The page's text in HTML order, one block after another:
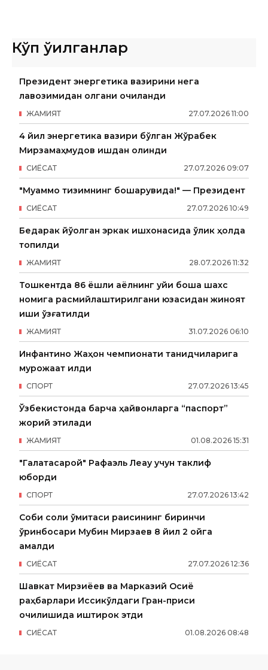
Кўп ўқилганлар
Президент энергетика вазирини нега
лавозимидан олгани очиқланди
27.07.2026 11:00
ЖАМИЯТ
4 йил энергетика вазири бўлган Жўрабек
Мирзамаҳмудов ишдан олинди
27.07.2026 09:07
СИËСАТ
"Муаммо тизимнинг бошқарувида!" — Президент
27.07.2026 10:49
СИËСАТ
Бедарак йўқолган эркак ишхонасида ўлик ҳолда
топилди
28.07.2026 11:32
ЖАМИЯТ
Тошкентда 86 ёшли аёлнинг уйи бошқа шахс
номига расмийлаштирилгани юзасидан жиноят
иши қўзғатилди
31.07.2026 06:10
ЖАМИЯТ
Инфантино Жаҳон чемпионати танқидчиларига
мурожаат қилди
27.07.2026 13:45
СПОРТ
Ўзбекистонда барча ҳайвонларга “паспорт”
жорий этилади
01.08.2026 15:31
ЖАМИЯТ
"Галатасарой" Рафаэль Леау учун таклиф
юборди
27.07.2026 13:42
СПОРТ
Собиқ солиқ қўмитаси раисининг биринчи
ўринбосари Мубин Мирзаев 8 йил 2 ойга
қамалди
27.07.2026 12:36
СИËСАТ
Шавкат Мирзиёев ва Марказий Осиё
раҳбарлари Иссиқкўлдаги Гран-приси
очилишида иштирок этди
01.08.2026 08:48
СИËСАТ